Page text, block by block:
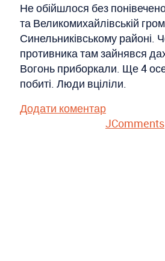
Не обійшлося без
та Великомихайлівській
Синельниківському районі.
противника там зайнявся
Вогонь приборкали. Ще 4
побиті. Люди вціліли.
Додати коментар
JComments